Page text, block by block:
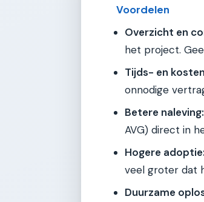
Voordelen
Overzicht en
het project.
Tijds- en
onnodige
Betere naleving:
AVG) direct in
Hogere adoptie:
veel groter dat
Duurzame